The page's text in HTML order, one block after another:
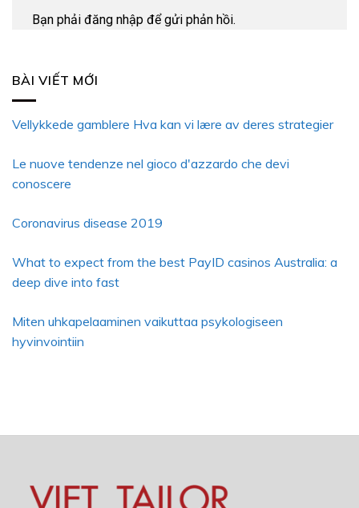
BÀI VIẾT MỚI
Vellykkede gamblere Hva kan vi lære av deres strategier
Le nuove tendenze nel gioco d'azzardo che devi
conoscere
Coronavirus disease 2019
What to expect from the best PayID casinos Australia: a
deep dive into fast
Miten uhkapelaaminen vaikuttaa psykologiseen
hyvinvointiin
Bạn phải đăng nhập để gửi phản hồi.